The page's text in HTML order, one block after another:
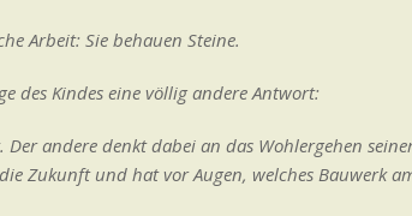
Arbeit: Sie behauen Steine.
des Kindes eine völlig andere Antwort:
andere denkt dabei an das Wohlergehen
Zukunft und hat vor Augen, welches Bauwerk